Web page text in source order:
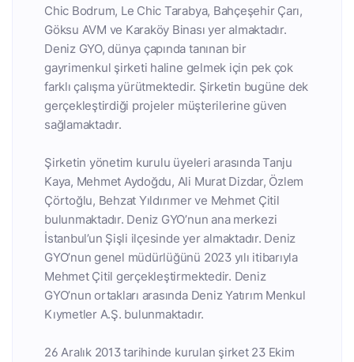
Chic Bodrum, Le Chic Tarabya, Bahçeşehir Çarı,
Göksu AVM ve Karaköy Binası yer almaktadır.
Deniz GYO, dünya çapında tanınan bir
gayrimenkul şirketi haline gelmek için pek çok
farklı çalışma yürütmektedir. Şirketin bugüne dek
gerçekleştirdiği projeler müşterilerine güven
sağlamaktadır.
Şirketin yönetim kurulu üyeleri arasında Tanju
Kaya, Mehmet Aydoğdu, Ali Murat Dizdar, Özlem
Çörtoğlu, Behzat Yıldırımer ve Mehmet Çitil
bulunmaktadır. Deniz GYO’nun ana merkezi
İstanbul’un Şişli ilçesinde yer almaktadır. Deniz
GYO’nun genel müdürlüğünü 2023 yılı itibarıyla
Mehmet Çitil gerçekleştirmektedir. Deniz
GYO’nun ortakları arasında Deniz Yatırım Menkul
Kıymetler A.Ş. bulunmaktadır.
26 Aralık 2013 tarihinde kurulan şirket 23 Ekim